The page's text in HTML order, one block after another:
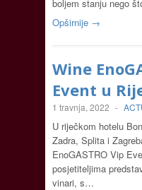
boljem stanju nego
Opširnije →
Wine
Event u
1 travnja, 2022 -
U riječkom hotelu
Zadra, Splita i
EnoGASTRO Vip
posjetiteljima
vinari, s…